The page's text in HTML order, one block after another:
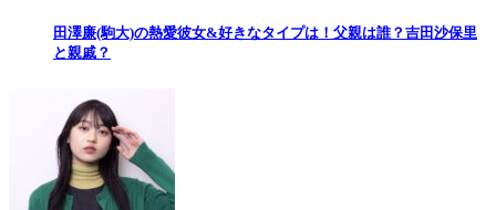
田澤廉(駒大)の熱愛彼女&好きなタイプは！父親は誰？吉田沙保里
と親戚？